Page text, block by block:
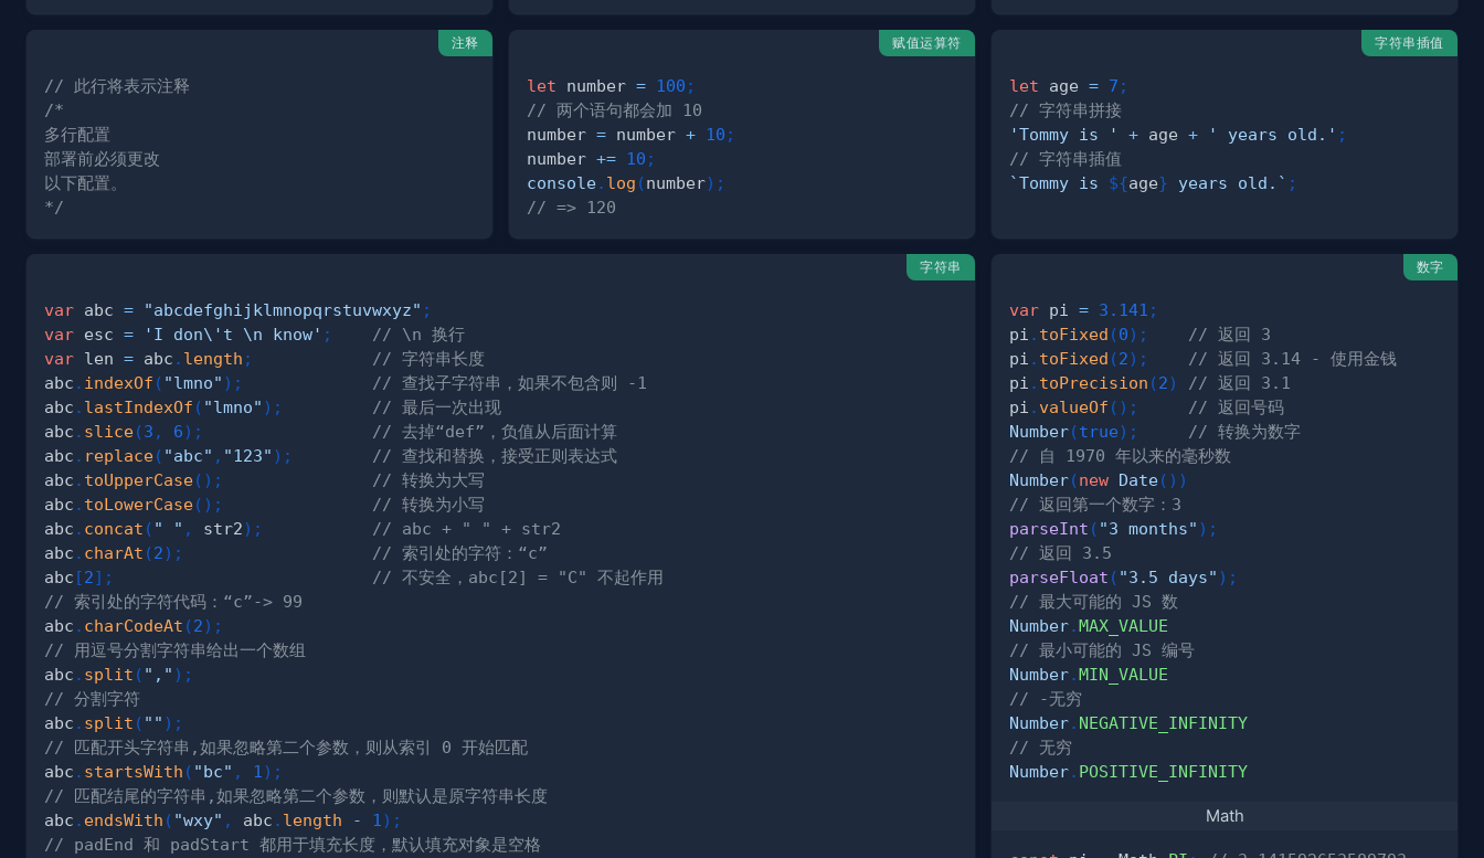
注释
// 此行将表示注释
*/
赋值运算符
let number = 100 ;
// 两个语句都会加 10
number = number + 10 ;
number += 10 ;
console. log (number) ;
// => 120
字符串插值
let age = 7 ;
// 字符串拼接
'Tommy is '
+ age + ' years old.' ;
// 字符串插值
`Tommy is ${age} years old. ` ;
字符串
var abc = "abcdefghijklmnopqrstuvwxyz" ;
var esc = 'I don\'t \n know' ;
// \n 换行
var len = abc . length ;
// 字符串长度
abc . indexOf ( "lmno" ) ;
// 查找子字符串，如果不包含则 -1
abc . lastIndexOf ( "lmno" ) ;
// 最后一次出现
abc . slice(3 , 6) ;
// 去掉“def”，负值从后面计算
abc . replace( "abc" , "123" ) ;
// 查找和替换，接受正则表达式
abc . toUpperCase( ) ;
// 转换为大写
abc . toLowerCase( ) ;
// 转换为小写
abc . concat ( " " , str2) ;
// abc + " " + str2
abc . charAt (2) ;
// 索引处的字符：“c”
abc [2] ;
// 不安全，abc[2] = "C" 不起作用
// 索引处的字符代码：“c”-> 99
abc . charCodeAt (2) ;
// 用逗号分割字符串给出一个数组
abc . split ( "," ) ;
// 分割字符
abc . split ( "" ) ;
// 匹配开头字符串,如果忽略第二个参数，则从索引 0 开始匹配
abc . startsWith ( "bc" , 1 ) ;
// 匹配结尾的字符串,如果忽略第二个参数，则默认是原字符串长度
abc . endsWith ( "wxy" , abc . length - 1 ) ;
// padEnd 和 padStart 都用于填充长度，默认填充对象是空格
数字
var pi = 3.141 ;
pi . toFixed (0) ;
// 返回 3
pi . toFixed (2) ;
// 返回 3.14 - 使用金钱
pi . toPrecision (2)
// 返回 3.1
pi . valueOf ( ) ;
// 返回号码
Number(true) ;
// 转换为数字
// 自 1970 年以来的毫秒数
Number(new Date( ) )
// 返回第一个数字：3
parseInt ( "3 months" ) ;
// 返回 3.5
parseFloat ( "3.5 days" ) ;
// 最大可能的 JS 数
Number.MAX_VALUE
// 最小可能的 JS 编号
Number.MIN_VALUE
// -无穷
Number. NEGATIVE_INFINITY
// 无穷
Number. POSITIVE_INFINITY
Math